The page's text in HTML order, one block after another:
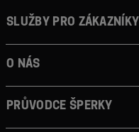
Služby pro zákazníky
O nás
Průvodce šperky